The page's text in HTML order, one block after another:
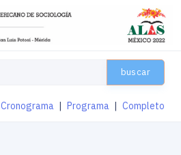
buscar
Cronograma Programa Completo